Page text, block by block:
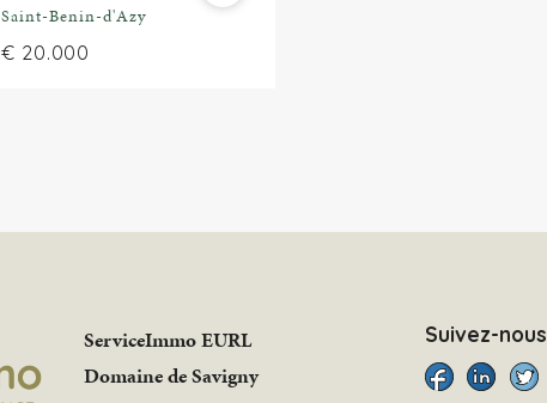
Saint-Benin-d'Azy
€ 20.000
ServiceImmo EURL
Domaine de Savigny
Suivez-nous